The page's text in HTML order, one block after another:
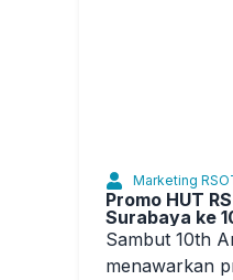
Marketing
Promo HUT
Surabaya ke
Sambut 10th
menawarkan